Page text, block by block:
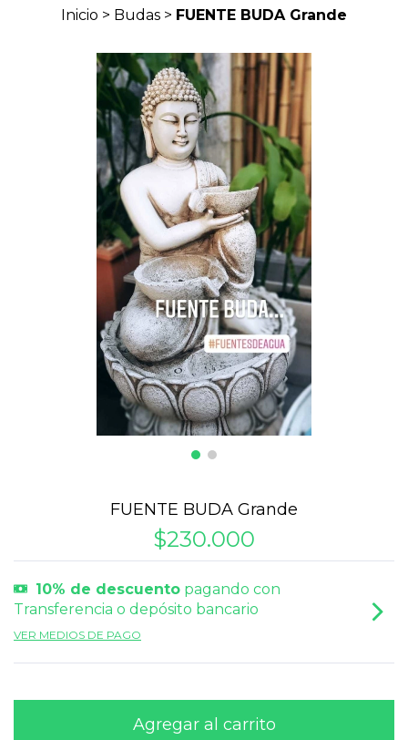
Inicio > Budas > FUENTE BUDA Grande
FUENTE BUDA Grande
$230.000
10% de descuento pagando con
Transferencia o depósito bancario
VER MEDIOS DE PAGO